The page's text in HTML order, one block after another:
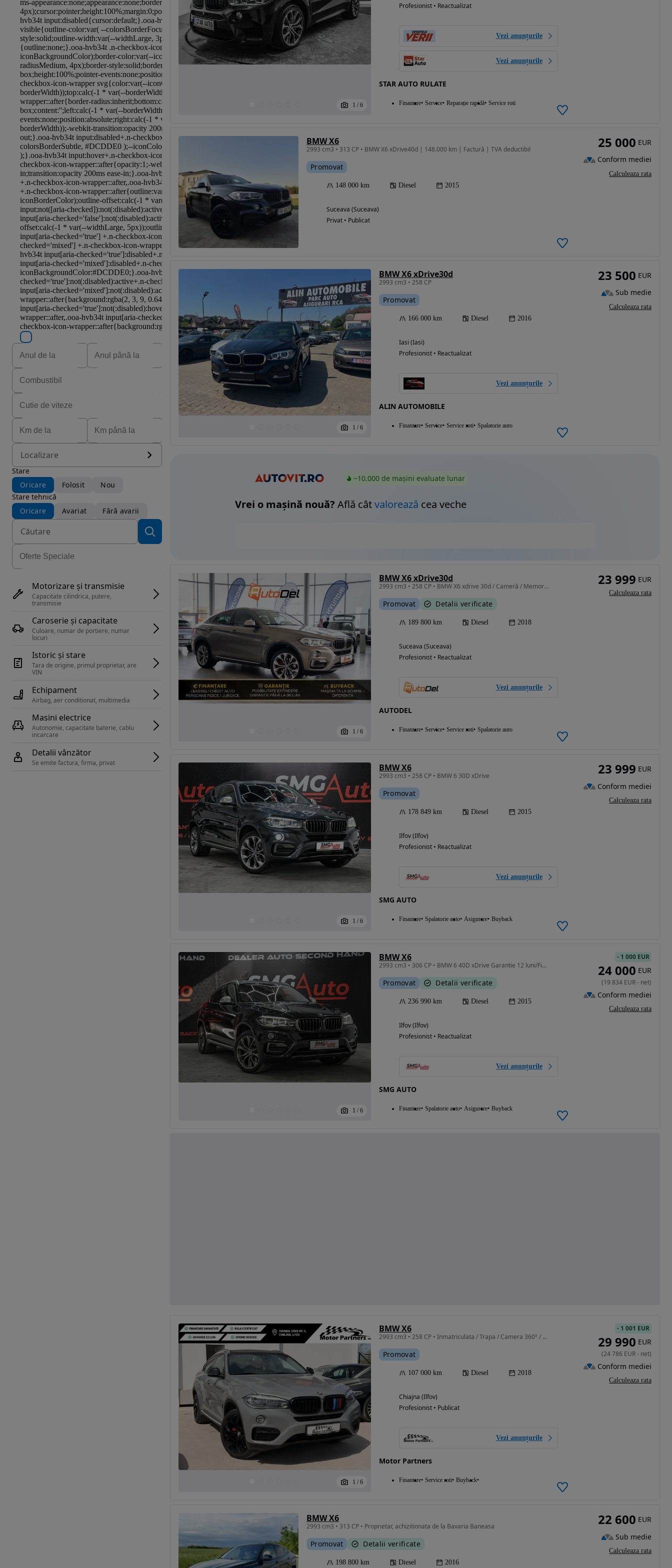
Eligibil pentru
finantare
Localizare
Stare
Oricare
Folosit
Nou
Stare tehnică
Oricare
Avariat Fără avarii
Motorizare și transmisie
Capacitate cilindrica, putere,
transmisie
Caroserie și capacitate
Culoare, numar de portiere, numar
locuri
Istoric și stare
Tara de origine, primul proprietar, are
Echipament
Airbag, aer conditionat, multimedia
Masini electrice
Autonomie, capacitate baterie, cablu
Detalii vânzător
Se emite factura, firma, privat
1 / 6
Profesionist • Reactualizat
Vezi anunțurile
Vezi anunțurile
STAR AUTO RULATE
Finantare Service Reparație rapidă Service roti
BMW X6
2993 cm3 • 313 CP • BMW X6 xDrive40d | 148.000 km | Factură | TVA deductibil
Promovat
148 000 km Diesel 2015
Suceava (Suceava)
Privat • Publicat
25 000 EUR
Conform mediei
Calculeaza rata
1 / 6
BMW X6 xDrive30d
2993 cm3 • 258 CP
Promovat
166 000 km Diesel 2016
Iasi (Iasi)
Profesionist • Reactualizat
Vezi anunțurile
ALIN AUTOMOBILE
Finantare Service Service roti Spalatorie auto
23 500 EUR
Sub medie
Calculeaza rata
~10.000 de mașini evaluate lunar
Vrei o mașină nouă? Află câtvalorează cea veche
1 / 6
BMW X6 xDrive30d
2993 cm3 • 258 CP • BMW X6 xdrive 30d / Cameră / Memory / Piele Dakota / Soft-Close / LED
Promovat Detalii verificate
189 800 km Diesel 2018
Suceava (Suceava)
Profesionist • Reactualizat
Vezi anunțurile
AUTODEL
Finantare Service Service roti Spalatorie auto
23 999 EUR
Calculeaza rata
1 / 6
BMW X6
2993 cm3 • 258 CP • BMW 6 30D xDrive
Promovat
178 849 km Diesel 2015
Ilfov (Ilfov)
Profesionist • Reactualizat
Vezi anunțurile
SMG AUTO
Finantare Spalatorie auto Asigurare Buyback
23 999 EUR
Conform mediei
Calculeaza rata
1 / 6
BMW X6
2993 cm3 • 306 CP • BMW 6 40D xDrive Garantie 12 luni/Finantare
Promovat Detalii verificate
236 990 km Diesel 2015
Ilfov (Ilfov)
Profesionist • Reactualizat
Vezi anunțurile
SMG AUTO
Finantare Spalatorie auto Asigurare Buyback
- 1 000 EUR
24 000 EUR
(19 834 EUR- net)
Conform mediei
Calculeaza rata
1 / 6
BMW X6
2993 cm3 • 258 CP • Inmatriculata / Trapa / Camera 360º / XDrive / Volan electric
Promovat
107 000 km Diesel 2018
Chiajna (Ilfov)
Profesionist • Publicat
Vezi anunțurile
Motor Partners
Finantare Service roti Buyback
- 1 001 EUR
29 990 EUR
(24 786 EUR- net)
Conform mediei
Calculeaza rata
BMW X6
2993 cm3 • 313 CP • Proprietar, achizitionata de la Bavaria Baneasa
Promovat Detalii verificate
198 800 km Diesel 2016
22 600 EUR
Sub medie
Calculeaza rata